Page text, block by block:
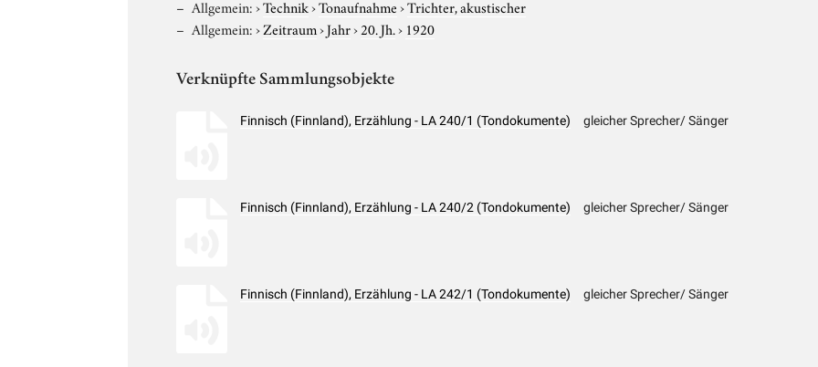
Allgemein:›Technik›Tonaufnahme›Trichter, akustischer
Allgemein:›Zeitraum›Jahr›20. Jh.› 1920
Verknüpfte Sammlungsobjekte
Finnisch (Finnland), Erzählung - LA 240/1 (Tondokumente) gleicher Sprecher/ Sänger
Finnisch (Finnland), Erzählung - LA 240/2 (Tondokumente) gleicher Sprecher/ Sänger
Finnisch (Finnland), Erzählung - LA 242/1 (Tondokumente) gleicher Sprecher/ Sänger